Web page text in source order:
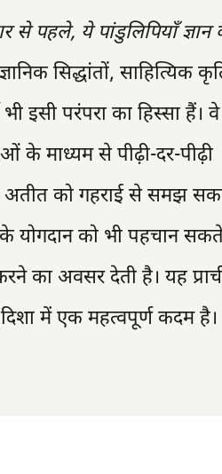
से पहले, ये पांडुलिपियाँ ज्ञान
सिद्धांतों, साहित्यिक
इसी परंपरा का हिस्सा हैं।
माध्यम से पीढ़ी-दर-पीढ़ी
अतीत को गहराई से समझ
योगदान को भी पहचान
का अवसर देती है। यह
में एक महत्वपूर्ण कदम है।